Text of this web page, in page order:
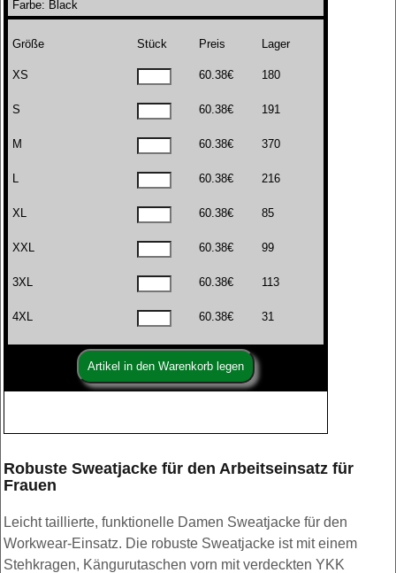
Farbe: Black
Größe Stück Preis Lager
XS 60.38€ 180
S 60.38€ 191
M 60.38€ 370
L 60.38€ 216
XL 60.38€ 85
XXL 60.38€ 99
3XL 60.38€ 113
4XL 60.38€ 31
Robuste Sweatjacke für den Arbeitseinsatz für
Frauen
Leicht taillierte, funktionelle Damen Sweatjacke für den
Workwear-Einsatz. Die robuste Sweatjacke ist mit einem
Stehkragen, Kängurutaschen vorn mit verdeckten YKK